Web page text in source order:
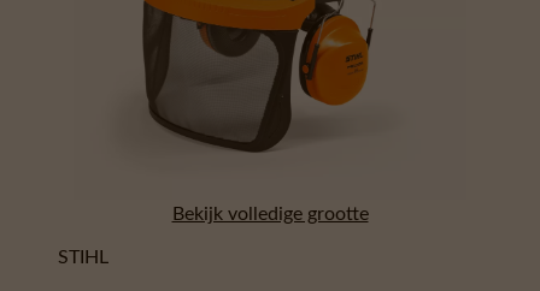
Bekijk volledige grootte
STIHL